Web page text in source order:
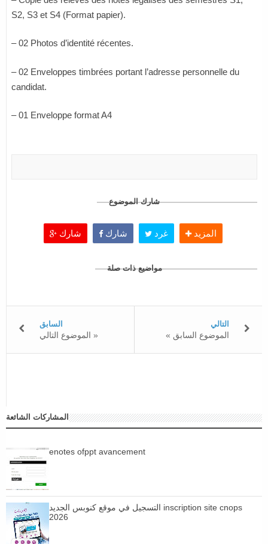
S2, S3 et S4 (Format papier).
– 02 Photos d’identité récentes.
– 02 Enveloppes timbrées portant l’adresse personnelle du
candidat.
– 01 Enveloppe format A4
شارك الموضوع
شارك شارك غرد المزيد
مواضيع ذات صلة
التالي
« الموضوع السابق
السابق
الموضوع التالي »
المشاركات الشائعة
enotes ofppt avancement
التسجيل في موقع كنوبس الجديد inscription site cnops
2026